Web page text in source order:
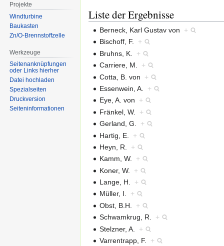
Liste der Ergebnisse
Berneck, Karl Gustav von +
Bischoff, F. +
Bruhns, K. +
Carriere, M. +
Cotta, B. von +
Essenwein, A. +
Eye, A. von +
Fränkel, W. +
Gerland, G. +
Hartig, E. +
Heyn, R. +
Kamm, W. +
Koner, W. +
Lange, H. +
Müller, I. +
Obst, B.H. +
Schwamkrug, R. +
Stelzner, A. +
Varrentrapp, F. +
Projekte
Windturbine
Baukasten
Zn/O-Brennstoffzelle
Werkzeuge
Seitenanknüpfungen
oder Links hierher
Datei hochladen
Spezialseiten
Druckversion
Seiten­informationen